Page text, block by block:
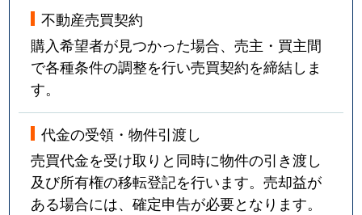
不動産売買契約
購入希望者が見つかった場合、売主・買主間
で各種条件の調整を行い売買契約を締結しま
す。
代金の受領・物件引渡し
売買代金を受け取りと同時に物件の引き渡し
及び所有権の移転登記を行います。売却益が
ある場合には、確定申告が必要となります。